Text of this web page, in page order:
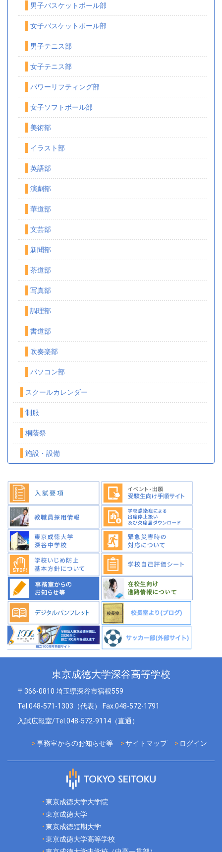
男子バスケットボール部
女子バスケットボール部
男子テニス部
女子テニス部
パワーリフティング部
女子ソフトボール部
美術部
イラスト部
英語部
演劇部
華道部
文芸部
新聞部
茶道部
写真部
調理部
書道部
吹奏楽部
パソコン部
スクールカレンダー
制服
桐蔭祭
施設・設備
東京成徳大学深谷高等学校
〒366-0810 埼玉県深谷市宿根559
Tel.048-571-1303（代表） Fax.048-572-1791
入試広報室/Tel.048-572-9114（直通）
ログイン
サイトマップ
事務室からのお知らせ等
東京成徳大学大学院
東京成徳大学
東京成徳短期大学
東京成徳大学高等学校